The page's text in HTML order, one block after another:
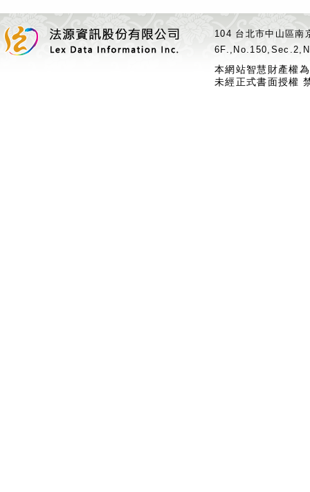
104 台北市中山區
本網站智慧財產權
未經正式書面授權